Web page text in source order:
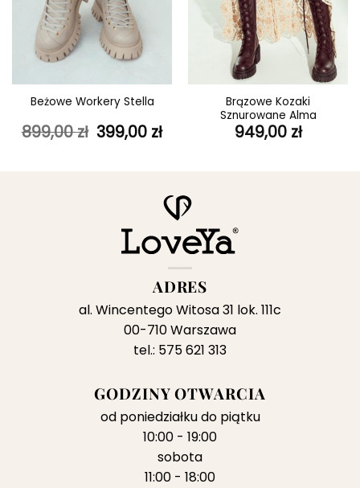
Beżowe Workery Stella
899,00zł Pierwotna
cena
399,00 złAktualna
Brązowe Kozaki
Sznurowane Alma
949,00 zł
ADRES
al. Wincentego Witosa 31 lok. 111c
00-710 Warszawa
tel.: 575 621 313
GODZINY OTWARCIA
od poniedziałku do piątku
10:00 - 19:00
sobota
11:00 - 18:00